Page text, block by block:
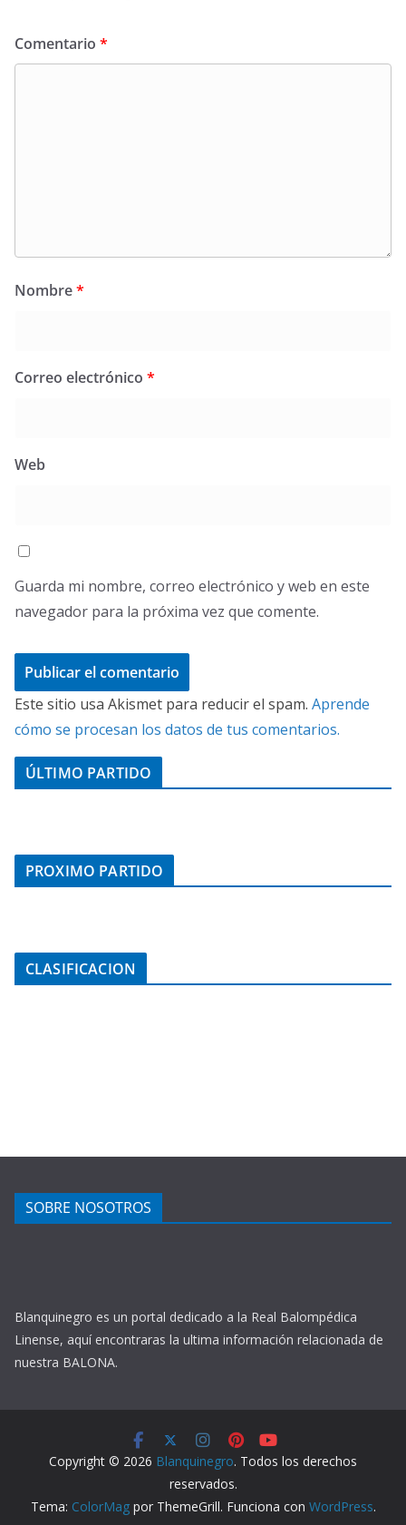
Comentario *
Nombre*
Correo electrónico *
Web
Guarda mi nombre, correo electrónico y web en este
navegador para la próxima vez que comente.
Este sitio usa Akismet para reducir el spam. Aprende
cómo se procesan los datos de tus comentarios.
ÚLTIMO PARTIDO
PROXIMO PARTIDO
CLASIFICACION
SOBRE NOSOTROS
Blanquinegro es un portal dedicado a la Real Balompédica
Linense, aquí encontraras la ultima información relacionada de
nuestra BALONA.
Copyright © 2026 Blanquinegro. Todos los derechos
reservados.
Tema: ColorMagpor ThemeGrill. Funciona con WordPress.